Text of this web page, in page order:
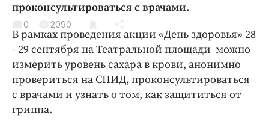
Культура
Недвижимость и ЖКХ
Образование
Общество
Погода
Праздники
Происшествия
проконсультироваться с врачами.
0 2090
В рамках проведения акции «День здоровья» 28
- 29 сентября на Театральной площади можно
измерить уровень сахара в крови, анонимно
провериться на СПИД, проконсультироваться
с врачами и узнать о том, как защититься от
гриппа.